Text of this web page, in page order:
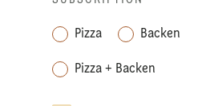
Pizza Backen
Pizza + Backen